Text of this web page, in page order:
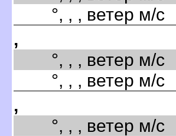
°, , , ветер м/с
,
°, , , ветер м/с
°, , , ветер м/с
,
°, , , ветер м/с